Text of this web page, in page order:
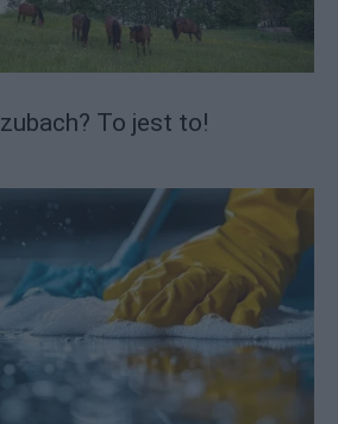
To jest to!